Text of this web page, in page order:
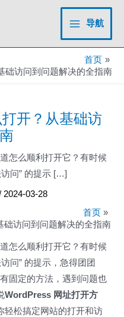
Main
Menu
导航
首页
础访问到问题解决的全指南
开？从基础访
怎么顺利打开它？有时候
问” 的提示 […]
2024-03-28
首页
础访问到问题解决的全指南
怎么顺利打开它？有时候
问” 的提示，急得团团
固定的方法，遇到问题也
WordPress 网址打开方
轻松搞定网站的打开和访